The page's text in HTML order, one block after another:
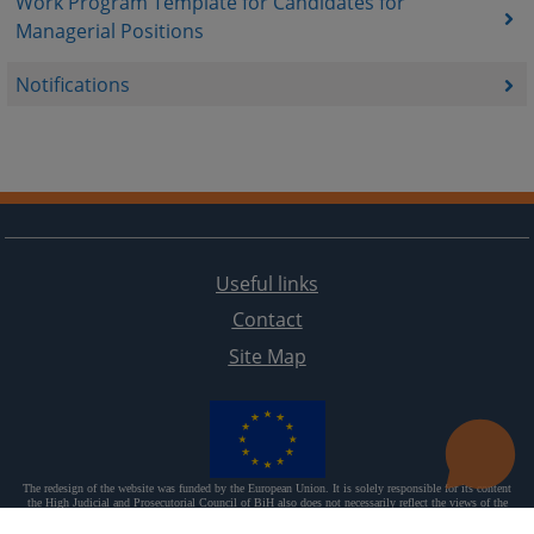
Managerial Positions
Notifications
Useful links
Contact
Site Map
The redesign of the website was funded by the European Union. It is solely responsible for its content
the High Judicial and Prosecutorial Council of BiH also does not necessarily reflect the views of the